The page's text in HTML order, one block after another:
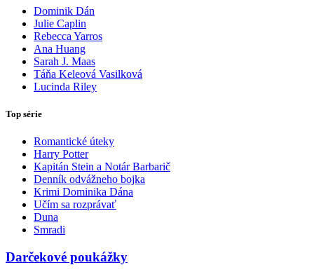
Dominik Dán
Julie Caplin
Rebecca Yarros
Ana Huang
Sarah J. Maas
Táňa Keleová Vasilková
Lucinda Riley
Top série
Romantické úteky
Harry Potter
Kapitán Stein a Notár Barbarič
Denník odvážneho bojka
Krimi Dominika Dána
Učím sa rozprávať
Duna
Smradi
Darčekové poukážky